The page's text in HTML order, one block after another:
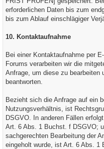
erforderlichen Daten bis zum
bis zum Ablauf einschlägiger
10. Kontaktaufnahme
Bei einer Kontaktaufnahme per
Forums verarbeiten wir die
Anfrage, um diese zu bearbeiten
beantworten.
Bezieht sich die Anfrage auf ein
Nutzungsverhältnis, ist
DSGVO. In anderen Fällen
Art. 6 Abs. 1 Buchst. f DSGVO;
sachgerechten Bearbeitung der
eingeholt wurde, ist Art. 6 Abs. 1